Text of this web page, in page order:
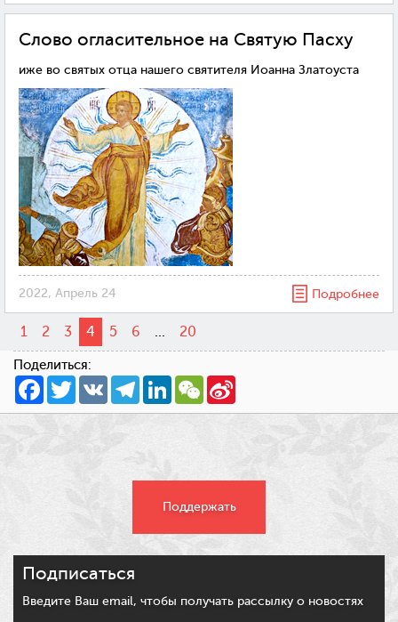
Слово огласительное на Святую Пасху
иже во святых отца нашего святителя Иоанна Златоуста
2022, Апрель 24 Подробнее
1 2 3 4 5 6 ... 20
Поделиться:
Facebook
TwitterVK TelegramLinkedInWeChat
Поддержать
Подписаться
Введите Ваш email, чтобы получать рассылку о новостях